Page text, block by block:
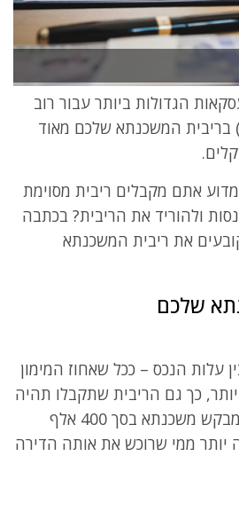
הגדולות ביותר עבור רוב
תושבי המדינה. לכן, ידוע לכל, שכל עשירית האחוז (0.1%) בריבית המשכנתא שלכם מאוד
אתם מקבלים ריבית מסוימת
ולהוריד את הריבית? בכתבה
את ריבית המשכנתא
שלכם
עלות הנכס – ככל שאחוז המימון
כך גם הריבית שתקבלו תהיה
נמוכה יותר. לדוגמה, אם מישהו רוכש דירה במיליון ש"ח ומבקש משכנתא בסך 400 אלף
יקבל ריבית טובה יותר ממי שרוכש את אותה הדירה